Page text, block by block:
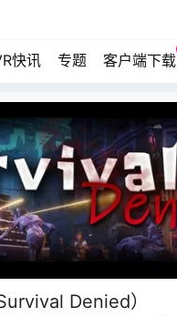
快讯 专题 客户端下载
Denied）